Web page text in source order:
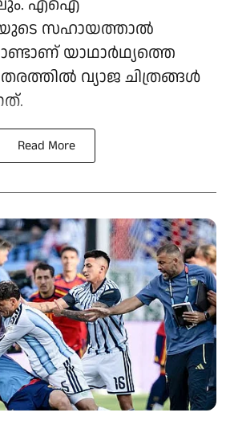
എഐ
സഹായത്താൽ
യാഥാർഥ്യത്തെ
തരത്തിൽ വ്യാജ ചിത്രങ്ങൾ
Read More